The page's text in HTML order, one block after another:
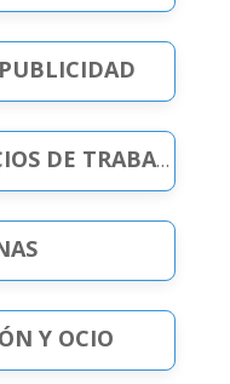
DE TRABAJO
Y OCIO